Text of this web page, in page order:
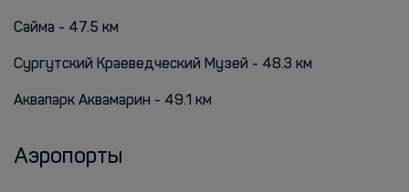
Сайма - 47.5 км
Сургутский Краеведческий Музей - 48.3 км
Аквапарк Аквамарин - 49.1 км
Аэропорты